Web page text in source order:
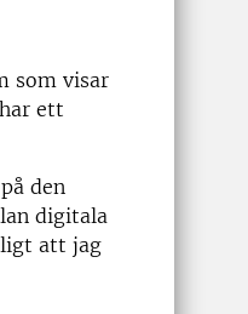
som visar
ett
den
digitala
att jag